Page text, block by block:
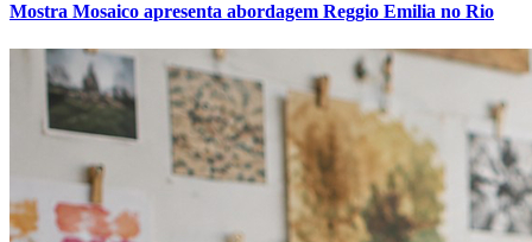
Mostra Mosaico apresenta abordagem Reggio Emilia no Rio